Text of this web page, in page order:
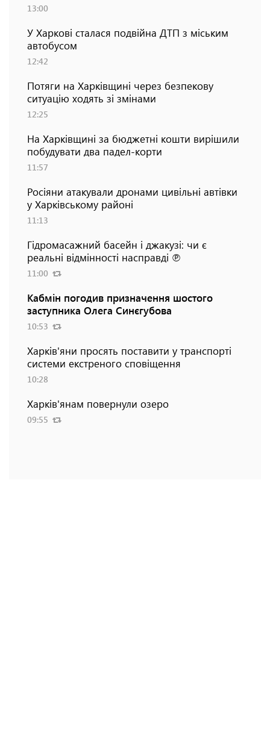
13:00
У Харкові сталася подвійна ДТП з міським
автобусом
12:42
Потяги на Харківщині через безпекову
ситуацію ходять зі змінами
12:25
На Харківщині за бюджетні кошти вирішили
побудувати два падел-корти
11:57
Росіяни атакували дронами цивільні автівки
у Харківському районі
11:13
Гідромасажний басейн і джакузі: чи є
реальні відмінності насправді ℗
11:00
Кабмін погодив призначення шостого
заступника Олега Синєгубова
10:53
Харків'яни просять поставити у транспорті
системи екстреного сповіщення
10:28
Харків'янам повернули озеро
09:55